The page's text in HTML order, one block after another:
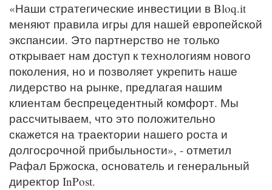
«Наши стратегические инвестиции в Bloq.it
меняют правила игры для нашей европейской
экспансии. Это партнерство не только
открывает нам доступ к технологиям нового
поколения, но и позволяет укрепить наше
лидерство на рынке, предлагая нашим
клиентам беспрецедентный комфорт. Мы
рассчитываем, что это положительно
скажется на траектории нашего роста и
долгосрочной прибыльности», - отметил
Рафал Бржоска, основатель и генеральный
директор InPost.